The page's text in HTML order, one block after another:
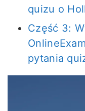
quizu o
Część 3:
pytania